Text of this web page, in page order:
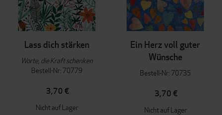
Lass dich stärken
Worte, die Kraft schenken
Bestell-Nr: 70779
3,70 €
Nicht auf Lager
Ein Herz voll guter
Wünsche
Bestell-Nr: 70735
3,70 €
Nicht auf Lager